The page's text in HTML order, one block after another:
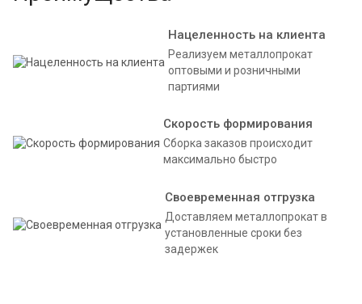
Нацеленность на клиента
Реализуем металлопрокат
оптовыми и розничными
партиями
Скорость формирования
Сборка заказов происходит
максимально быстро
Своевременная отгрузка
Доставляем металлопрокат в
установленные сроки без
задержек